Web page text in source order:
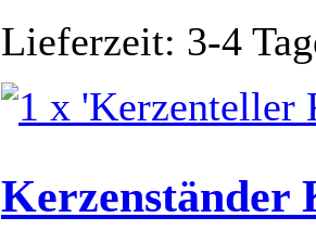
Lieferzeit: 3-4
Kerzenständer